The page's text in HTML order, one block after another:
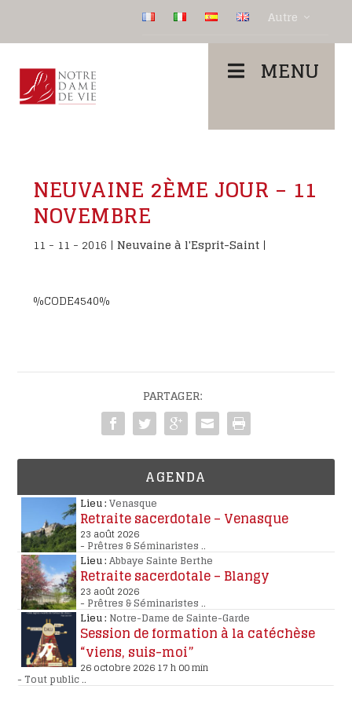
Autre
MENU
NEUVAINE 2ÈME JOUR – 11
NOVEMBRE
11 - 11 - 2016 |Neuvaine à l'Esprit-Saint |
%CODE4540%
PARTAGER:
AGENDA
Lieu : Venasque
Retraite sacerdotale – Venasque
23 août 2026
- Prêtres & Séminaristes..
Lieu : Abbaye Sainte Berthe
Retraite sacerdotale – Blangy
23 août 2026
- Prêtres & Séminaristes..
Lieu : Notre-Dame de Sainte-Garde
Session de formation à la catéchèse
“viens, suis-moi”
26 octobre 2026 17 h 00 min
-Tout public..